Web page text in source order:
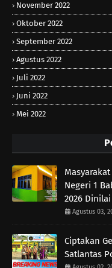
November 2022
Oktober 2022
September 2022
Agustus 2022
Juli 2022
Juni 2022
Mei 2022
Negeri 1
2026
Agustus 03,
Ciptakan
Satlantas